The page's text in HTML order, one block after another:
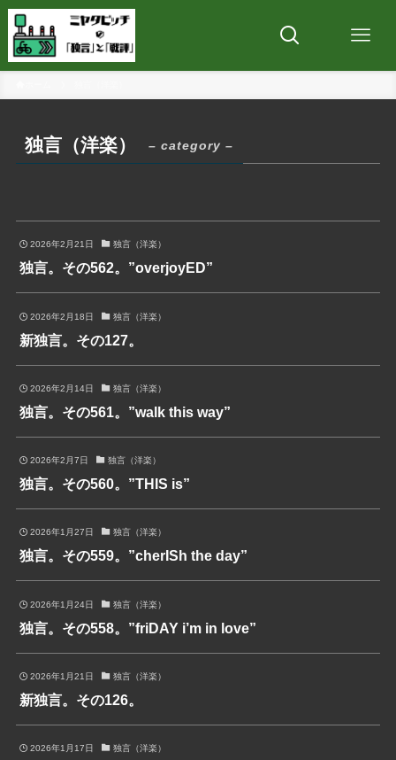
独言（洋楽） – category –
2026年2月21日 独言（洋楽）
独言。その562。”overjoyED”
2026年2月18日 独言（洋楽）
新独言。その127。
2026年2月14日 独言（洋楽）
独言。その561。”walk this way”
2026年2月7日 独言（洋楽）
独言。その560。”THIS is”
2026年1月27日 独言（洋楽）
独言。その559。”cherISh the day”
2026年1月24日 独言（洋楽）
独言。その558。”friDAY i’m in love”
2026年1月21日 独言（洋楽）
新独言。その126。
2026年1月17日 独言（洋楽）